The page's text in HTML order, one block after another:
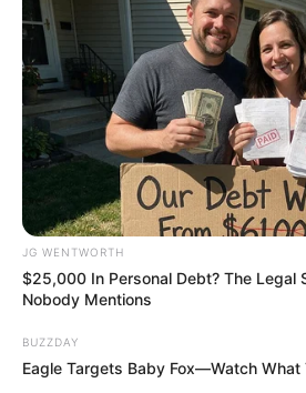
แสดงความเห็นบน Facebook
ดูดวงแม่นๆ ยอดนิยม
ดวงรายวัน
14 ก.ย.
13 ก.ย.
JG WENTWORTH
$25,000 In Personal Debt? The Legal
Nobody Mentions
BUZZDAY
Eagle Targets Baby Fox—Watch What